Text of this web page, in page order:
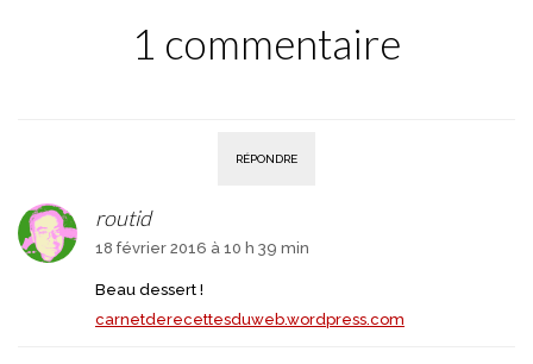
1 commentaire
RÉPONDRE
routid
18 février 2016 à 10 h 39 min
Beau dessert !
carnetderecettesduweb.wordpress.com